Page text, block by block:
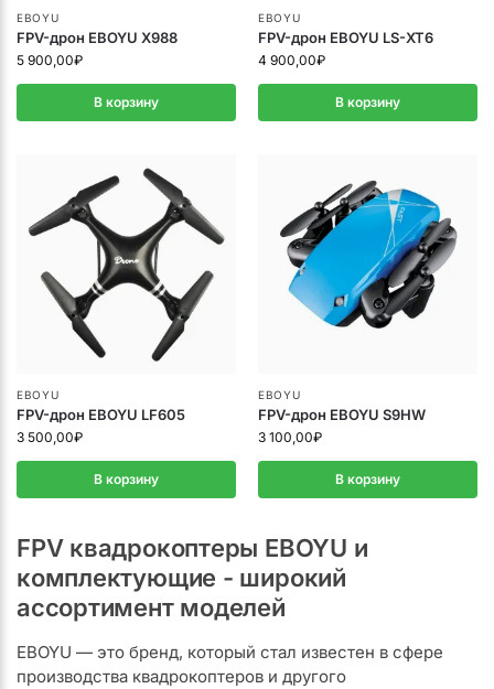
EBOYU
FPV-дрон EBOYU X988
5 900,00₽
В корзину
EBOYU
FPV-дрон EBOYU LS-XT6
4 900,00₽
В корзину
EBOYU
FPV-дрон EBOYU LF605
3 500,00₽
В корзину
EBOYU
FPV-дрон EBOYU S9HW
3 100,00₽
В корзину
FPV квадрокоптеры EBOYU и
комплектующие - широкий
ассортимент моделей
EBOYU — это бренд, который стал известен в сфере
производства квадрокоптеров и другого